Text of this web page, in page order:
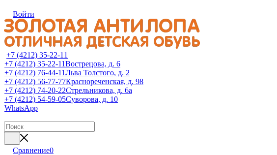
Войти
+7 (4212) 35-22-11
+7 (4212) 35-22-11Вострецова, д. 6
+7 (4212) 76-44-11Льва Толстого, д. 2
+7 (4212) 56-77-77Краснореченская, д. 98
+7 (4212) 74-20-22Стрельникова, д. 6а
+7 (4212) 54-59-05Суворова, д. 10
WhatsApp
Сравнение0